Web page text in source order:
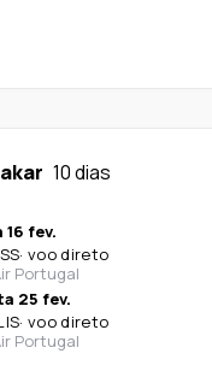
10 dias
fev.
· voo direto
Portugal
25 fev.
· voo direto
Portugal